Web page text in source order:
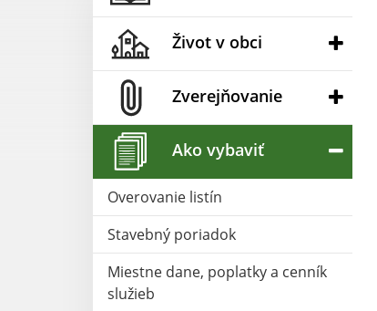
Život v obci
Zverejňovanie
Ako vybaviť
Overovanie listín
Stavebný poriadok
Miestne dane, poplatky a cenník
služieb